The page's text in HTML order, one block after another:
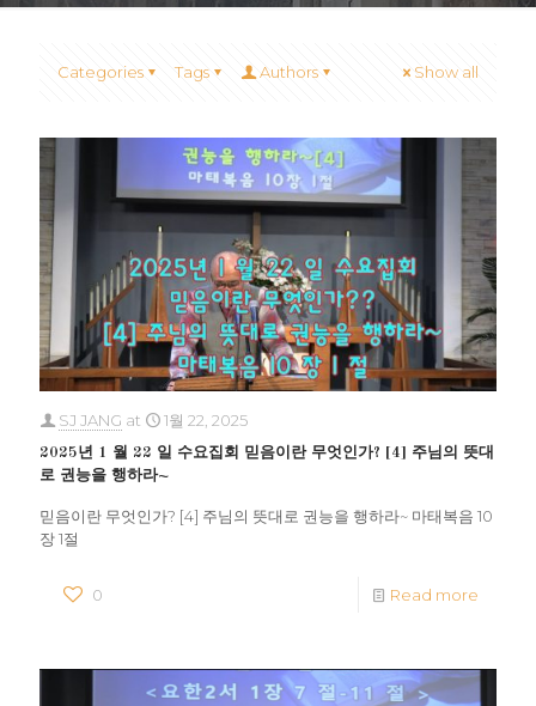
Categories Tags Authors Show all
SJ JANG at 1월 22, 2025
2025년 1 월 22 일 수요집회 믿음이란 무엇인가? [4] 주님의 뜻대
로 권능을 행하라~
믿음이란 무엇인가? [4] 주님의 뜻대로 권능을 행하라~ 마태복음 10
장 1절
0 Read more